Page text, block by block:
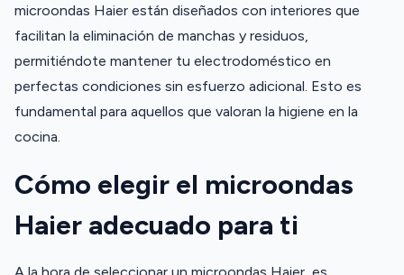
microondas Haier están diseñados con interiores que
facilitan la eliminación de manchas y residuos,
permitiéndote mantener tu electrodoméstico en
perfectas condiciones sin esfuerzo adicional. Esto es
fundamental para aquellos que valoran la higiene en la
cocina.
Cómo elegir el microondas
Haier adecuado para ti